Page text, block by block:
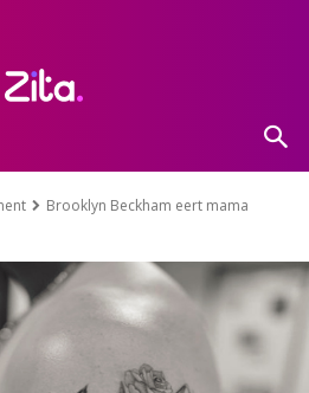
Brooklyn Beckham eert mama